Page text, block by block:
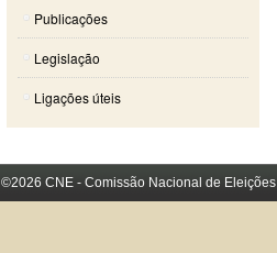
Publicações
Legislação
Ligações úteis
©2026 CNE - Comissão Nacional de Eleições